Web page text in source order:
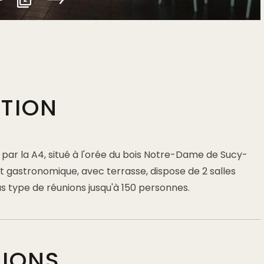
la A4, situé à l'orée du bois Notre-Dame de Sucy-
avec terrasse, dispose de 2 salles
type de réunions jusqu'à 150 personnes.